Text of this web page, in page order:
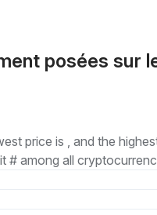
posées sur
price is , and the
# among all